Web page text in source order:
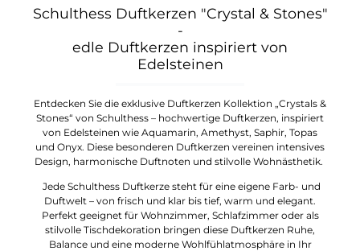
Schulthess Duftkerzen "Crystal & Stones"
-
edle Duftkerzen inspiriert von
Edelsteinen
Entdecken Sie die exklusive Duftkerzen Kollektion „Crystals &
Stones“ von Schulthess – hochwertige Duftkerzen, inspiriert
von Edelsteinen wie Aquamarin, Amethyst, Saphir, Topas
und Onyx. Diese besonderen Duftkerzen vereinen intensives
Design, harmonische Duftnoten und stilvolle Wohnästhetik.
Jede Schulthess Duftkerze steht für eine eigene Farb- und
Duftwelt – von frisch und klar bis tief, warm und elegant.
Perfekt geeignet für Wohnzimmer, Schlafzimmer oder als
stilvolle Tischdekoration bringen diese Duftkerzen Ruhe,
Balance und eine moderne Wohlfühlatmosphäre in Ihr